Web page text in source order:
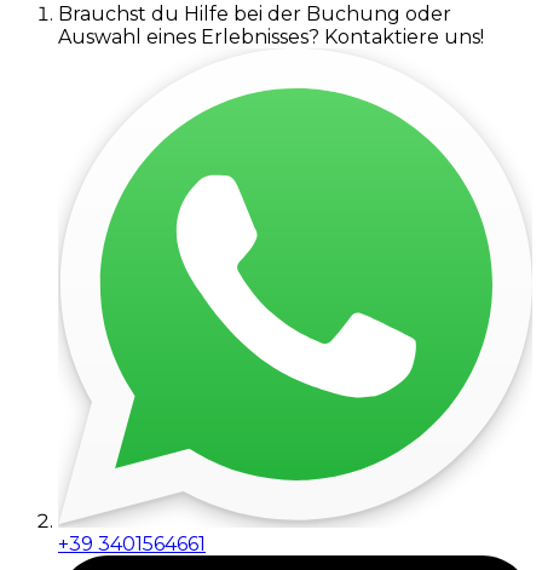
Brauchst du Hilfe bei der Buchung oder
Auswahl eines Erlebnisses? Kontaktiere uns!
+39 3401564661